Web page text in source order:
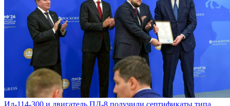
Ил-114-300 и двигатель ПД-8 получили сертификаты типа